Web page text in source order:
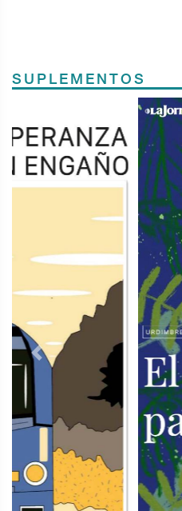
SUPLEMENTOS
Previous